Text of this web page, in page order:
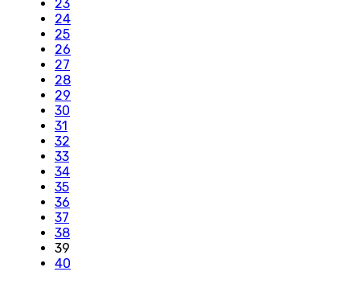
23
24
25
26
27
28
29
30
31
32
33
34
35
36
37
38
39
40